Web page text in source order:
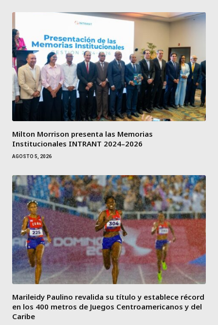
Milton Morrison presenta las Memorias
Institucionales INTRANT 2024–2026
AGOSTO 5, 2026
Marileidy Paulino revalida su título y establece récord
en los 400 metros de Juegos Centroamericanos y del
Caribe